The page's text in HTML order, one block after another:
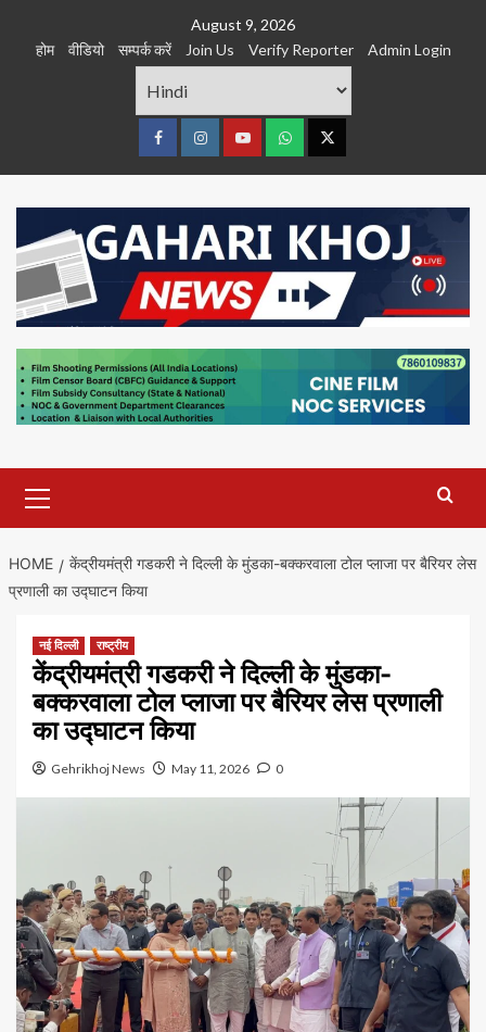
August 9, 2026
होम
वीडियो सम्पर्क करें Join Us Verify Reporter Admin Login
FacebookInstagramyoutubeWhatsTwitter
Menu
HOME
केंद्रीयमंत्री गडकरी ने दिल्ली के मुंडका-बक्करवाला टोल प्लाजा पर बैरियर लेस
प्रणाली का उद्घाटन किया
नई दिल्ली राष्ट्रीय
केंद्रीयमंत्री गडकरी ने दिल्ली के मुंडका-
बक्करवाला टोल प्लाजा पर बैरियर लेस प्रणाली
का उद्घाटन किया
Gehrikhoj News May 11, 2026 0